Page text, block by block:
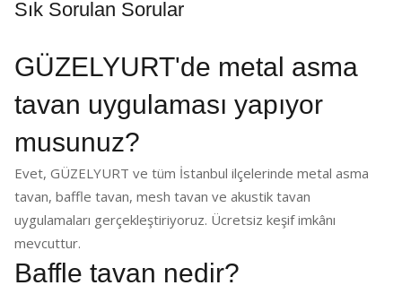
Sık Sorulan Sorular
GÜZELYURT'de metal asma
tavan uygulaması yapıyor
musunuz?
Evet, GÜZELYURT ve tüm İstanbul ilçelerinde metal asma
tavan, baffle tavan, mesh tavan ve akustik tavan
uygulamaları gerçekleştiriyoruz. Ücretsiz keşif imkânı
mevcuttur.
Baffle tavan nedir?